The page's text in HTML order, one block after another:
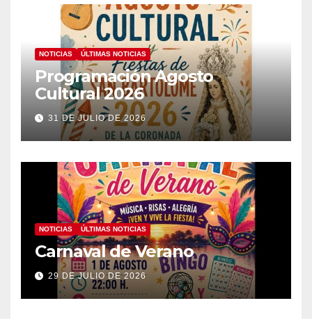
NOTICIAS ÚLTIMAS NOTICIAS
Programación Agosto
Cultural 2026
31 DE JULIO DE 2026
NOTICIAS ÚLTIMAS NOTICIAS
Carnaval de Verano
29 DE JULIO DE 2026